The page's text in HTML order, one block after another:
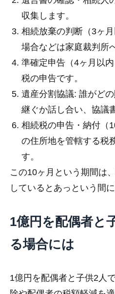
収集します。
相続放棄の判断（3ヶ
場合などは家庭裁判所
準確定申告（4ヶ月以
税の申告です。
遺産分割協議: 誰がど
継ぐか話し合い、協議
相続税の申告・納付（
の住所地を管轄する税
す。
この10ヶ月という期間は
しているとあっという間
1億円を配偶者と
る場合には
1億円を配偶者と子供2人